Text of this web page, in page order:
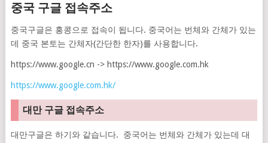
중국 구글 접속주소
중국구글은 홍콩으로 접속이 됩니다. 중국어는 번체와 간체가 있는
데 중국 본토는 간체자(간단한 한자)를 사용합니다.
https://www.google.cn -> https://www.google.com.hk
https://www.google.com.hk/
대만 구글 접속주소
대만구글은 하기와 같습니다. 중국어는 번체와 간체가 있는데 대